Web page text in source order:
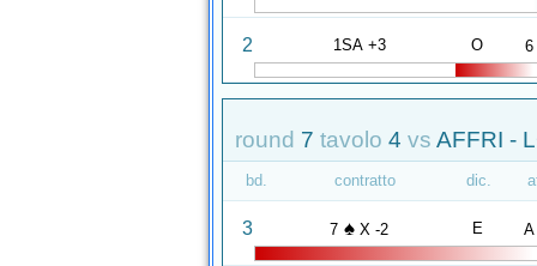
2 1SA +3 O 6
round 7 tavolo 4 vs AFFRI -
bd. contratto dic.
3 7 ♠ X -2 E A